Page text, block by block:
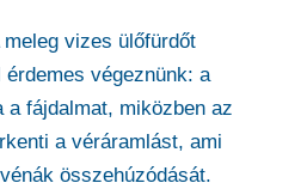
meleg vizes ülőfürdőt
végeznünk: a
fájdalmat, miközben az
a véráramlást, ami
összehúzódását.